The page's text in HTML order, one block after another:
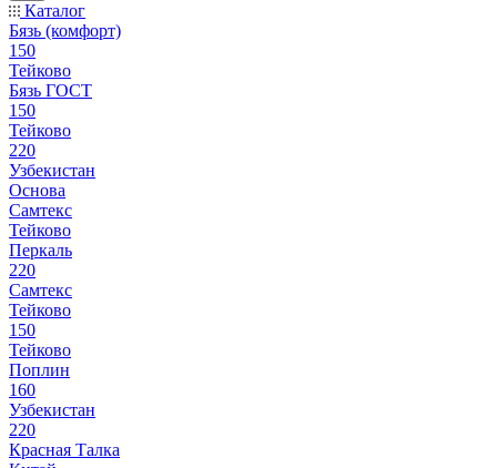
Каталог
Бязь (комфорт)
150
Тейково
Бязь ГОСТ
150
Тейково
220
Узбекистан
Основа
Самтекс
Тейково
Перкаль
220
Самтекс
Тейково
150
Тейково
Поплин
160
Узбекистан
220
Красная Талка